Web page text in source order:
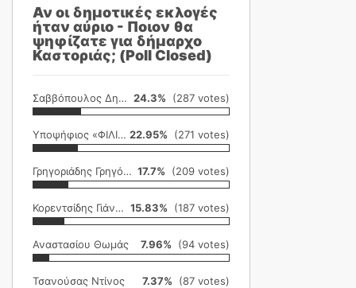
Αν οι δημοτικές εκλογές
ήταν αύριο - Ποιον θα
ψηφίζατε για δήμαρχο
Καστοριάς; (Poll Closed)
Σαββόπουλος Δημήτρης 24.3% (287 votes)
Υποψήφιος «ΦΙΛΙΚΗ ΕΤΑΙΡΕΙΑ» 22.95% (271 votes)
Γρηγοριάδης Γρηγόρης 17.7% (209 votes)
Κορεντσίδης Γιάννης 15.83% (187 votes)
Αναστασίου Θωμάς 7.96% (94 votes)
Τσανούσας Ντίνος 7.37% (87 votes)